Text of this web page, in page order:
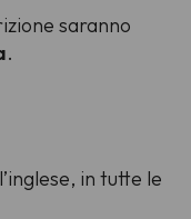
saranno
.
in tutte le